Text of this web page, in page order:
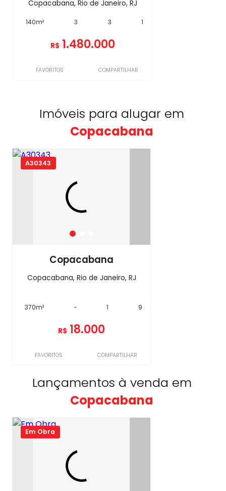
Copacabana, Rio de Janeiro, RJ
140m² 3 3 1
R$ 1.480.000
FAVORITOS COMPARTILHAR
Imóveis para alugar em
Copacabana
A30343
Copacabana
Copacabana, Rio de Janeiro, RJ
370m² - 1 9
R$ 18.000
FAVORITOS COMPARTILHAR
Lançamentos à venda em
Copacabana
Em Obra